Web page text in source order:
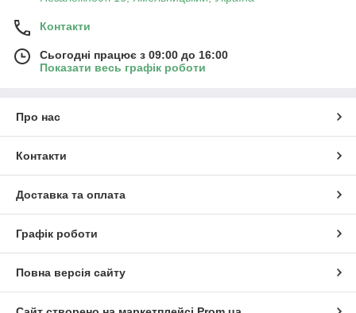
Контакти
Сьогодні працює з 09:00 до 16:00
Показати весь графік роботи
Про нас
Контакти
Доставка та оплата
Графік роботи
Повна версія сайту